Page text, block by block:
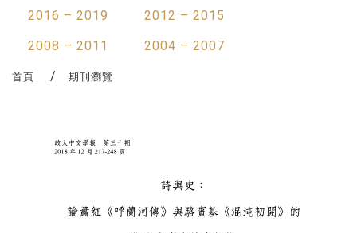
2016 – 2019
2012 – 2015
2008 – 2011
2004 – 2007
首頁 期刊瀏覽